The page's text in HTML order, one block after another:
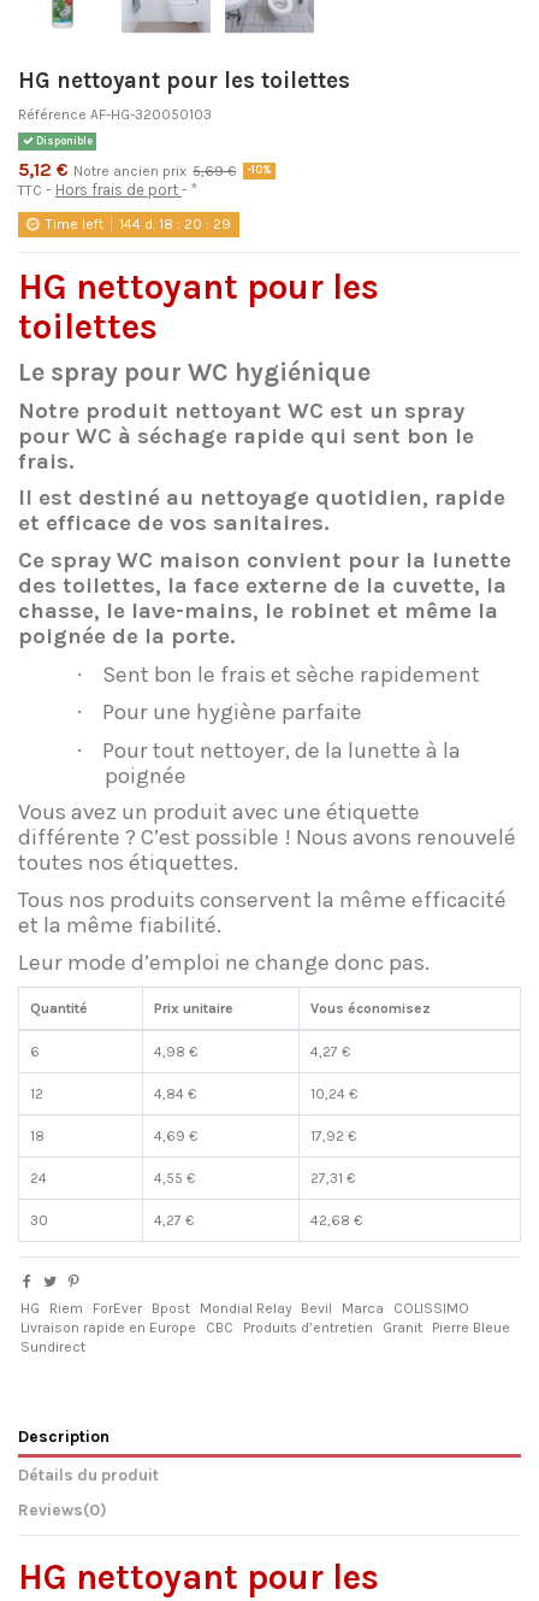
HG nettoyant pour les toilettes
Référence AF-HG-320050103
Disponible
5,12 € Notre ancien prix 5,69 € -10%
TTC Hors frais de port *
Time left 144 d. 18 : 20 : 29
HG nettoyant pour les
toilettes
Le spray pour WC hygiénique
Notre produit nettoyant WC est un spray
pour WC à séchage rapide qui sent bon le
frais.
Il est destiné au nettoyage quotidien, rapide
et efficace de vos sanitaires.
Ce spray WC maison convient pour la lunette
des toilettes, la face externe de la cuvette, la
chasse, le lave-mains, le robinet et même la
poignée de la porte.
· Sent bon le frais et sèche rapidement
· Pour une hygiène parfaite
·
Pour tout nettoyer, de la lunette à la
poignée
Vous avez un produit avec une étiquette
différente ? C’est possible ! Nous avons renouvelé
toutes nos étiquettes.
Tous nos produits conservent la même efficacité
et la même fiabilité.
Leur mode d’emploi ne change donc pas.
Quantité Prix unitaire Vous économisez
6 4,98 € 4,27 €
12 4,84 € 10,24 €
18 4,69 € 17,92 €
24 4,55 € 27,31 €
30 4,27 € 42,68 €
HG Riem ForEver Bpost Mondial Relay Bevil Marca
COLISSIMO
Livraison rapide en Europe
CBC Produits d’entretien Granit
Pierre Bleue
Sundirect
Description
Détails du produit
Reviews(0)
HG nettoyant pour les